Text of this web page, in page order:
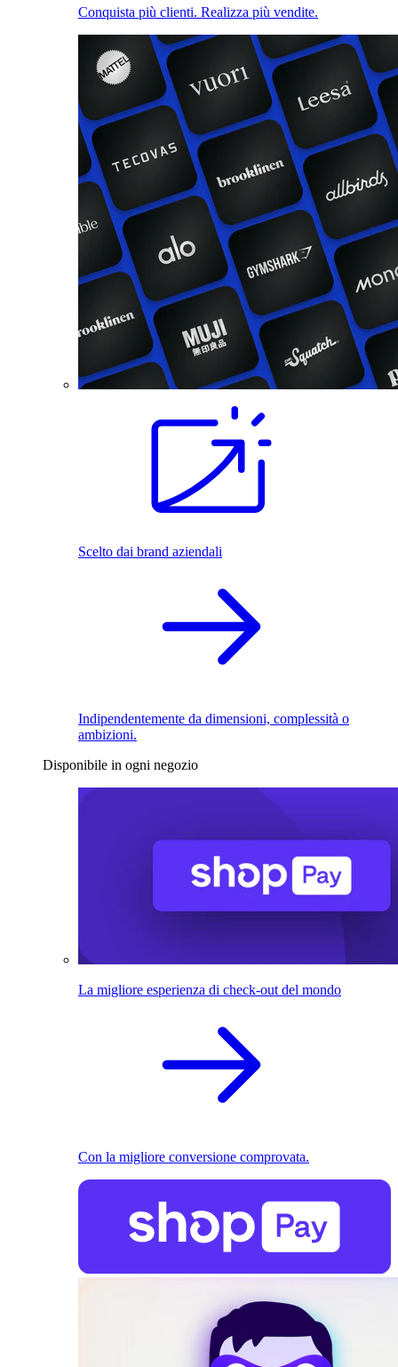
Conquista più clienti. Realizza più vendite.
Scelto dai brand aziendali
Indipendentemente da dimensioni, complessità o
ambizioni.
Disponibile in ogni negozio
La migliore esperienza di check-out del mondo
Con la migliore conversione comprovata.